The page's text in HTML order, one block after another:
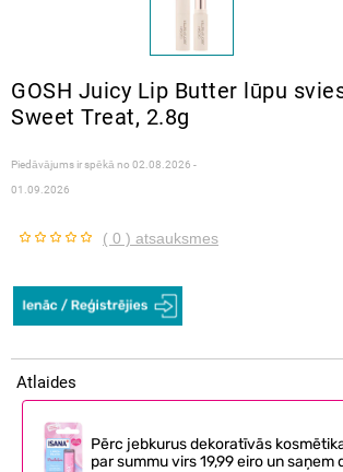
GOSH Juicy Lip Butter lūpu
Sweet Treat, 2.8g
Piedāvājums ir spēkā no 02.08.2026 -
01.09.2026
( 0 ) atsauksmes
Atlaides
Pērc jebkurus dekoratīvās
par summu virs 19,99 eiro un saņem